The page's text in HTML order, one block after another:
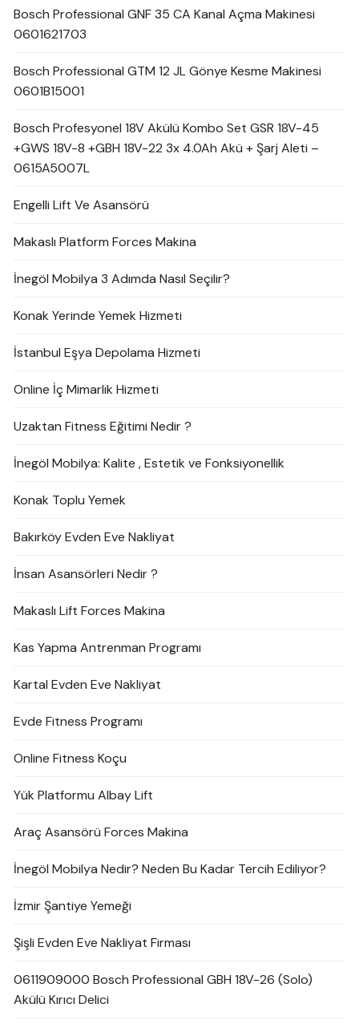
Bosch Professional GNF 35 CA Kanal Açma Makinesi
0601621703
Bosch Professional GTM 12 JL Gönye Kesme Makinesi
0601B15001
Bosch Profesyonel 18V Akülü Kombo Set GSR 18V-45
+GWS 18V-8 +GBH 18V-22 3x 4.0Ah Akü + Şarj Aleti –
0615A5007L
Engelli Lift Ve Asansörü
Makaslı Platform Forces Makina
İnegöl Mobilya 3 Adımda Nasıl Seçilir?
Konak Yerinde Yemek Hizmeti
İstanbul Eşya Depolama Hizmeti
Online İç Mimarlık Hizmeti
Uzaktan Fitness Eğitimi Nedir ?
İnegöl Mobilya: Kalite , Estetik ve Fonksiyonellik
Konak Toplu Yemek
Bakırköy Evden Eve Nakliyat
İnsan Asansörleri Nedir ?
Makaslı Lift Forces Makina
Kas Yapma Antrenman Programı
Kartal Evden Eve Nakliyat
Evde Fitness Programı
Online Fitness Koçu
Yük Platformu Albay Lift
Araç Asansörü Forces Makina
İnegöl Mobilya Nedir? Neden Bu Kadar Tercih Ediliyor?
İzmir Şantiye Yemeği
Şişli Evden Eve Nakliyat Firması
0611909000 Bosch Professional GBH 18V-26 (Solo)
Akülü Kırıcı Delici